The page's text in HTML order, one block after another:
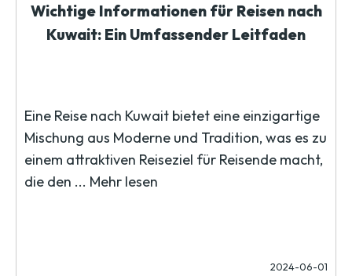
Wichtige Informationen für Reisen nach
Kuwait: Ein Umfassender Leitfaden
Eine Reise nach Kuwait bietet eine einzigartige
Mischung aus Moderne und Tradition, was es zu
einem attraktiven Reiseziel für Reisende macht,
die den ... Mehr lesen
2024-06-01